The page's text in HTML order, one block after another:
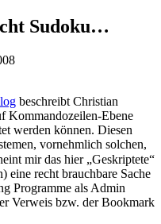
Sudoku…
beschreibt Christian
Kommandozeilen-Ebene
werden können. Diesen
vornehmlich solchen,
mir das hier „Geskriptete“
eine recht brauchbare Sache
Programme als Admin
Verweis bzw. der Bookmark